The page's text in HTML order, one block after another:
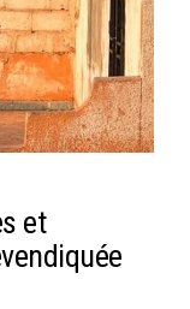
et